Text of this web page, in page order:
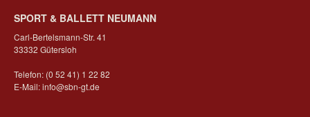
SPORT & BALLETT NEUMANN
Carl-Bertelsmann-Str. 41
33332 Gütersloh
Telefon: (0 52 41) 1 22 82
E-Mail:info@sbn-gt.de